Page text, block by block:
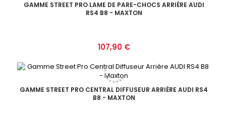
GAMME STREET PRO LAME DE PARE-CHOCS ARRIÈRE AUDI
RS4 B8 - MAXTON
Prix
107,90 €
GAMME STREET PRO CENTRAL DIFFUSEUR ARRIÈRE AUDI RS4
B8 - MAXTON